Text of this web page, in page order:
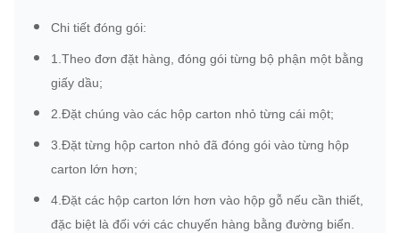
Chi tiết đóng gói:
1.Theo đơn đặt hàng, đóng gói từng bộ phận một bằng
giấy dầu;
2.Đặt chúng vào các hộp carton nhỏ từng cái một;
3.Đặt từng hộp carton nhỏ đã đóng gói vào từng hộp
carton lớn hơn;
4.Đặt các hộp carton lớn hơn vào hộp gỗ nếu cần thiết,
đặc biệt là đối với các chuyến hàng bằng đường biển.